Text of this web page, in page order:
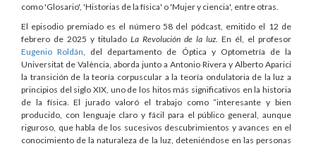
como 'Glosario', 'Historias de la física' o 'Mujer y ciencia', entre otras.
El episodio premiado es el número 58 del pódcast, emitido el 12 de
febrero de 2025 y titulado La Revolución de la luz . En él, el profesor
Eugenio Roldán , del departamento de Óptica y Optometría de la
Universitat de València, aborda junto a Antonio Rivera y Alberto Aparici
la transición de la teoría corpuscular a la teoría ondulatoria de la luz a
principios del siglo XIX, uno de los hitos más significativos en la historia
de la física. El jurado valoró el trabajo como “interesante y bien
producido, con lenguaje claro y fácil para el público general, aunque
riguroso, que habla de los sucesivos descubrimientos y avances en el
conocimiento de la naturaleza de la luz, deteniéndose en las personas